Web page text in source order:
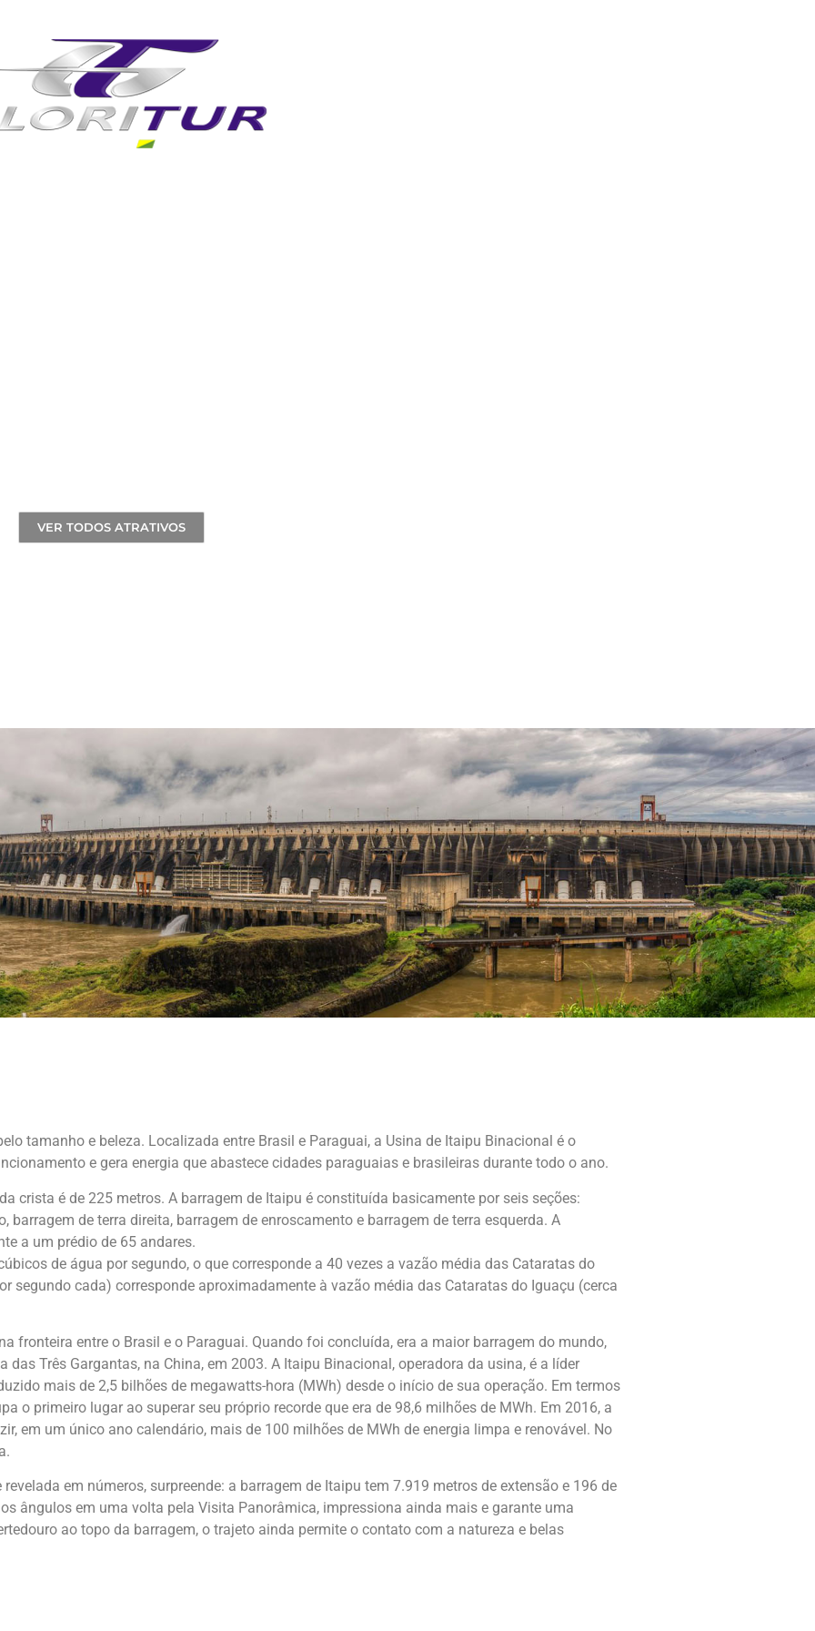
VER TODOS ATRATIVOS
tamanho e beleza. Localizada entre Brasil e Paraguai, a Usina de Itaipu Binacional é o
e gera energia que abastece cidades paraguaias e brasileiras durante todo o ano.
crista é de 225 metros. A barragem de Itaipu é constituída basicamente por seis seções:
de terra direita, barragem de enroscamento e barragem de terra esquerda. A
a um prédio de 65 andares.
de água por segundo, o que corresponde a 40 vezes a vazão média das Cataratas do
segundo cada) corresponde aproximadamente à vazão média das Cataratas do Iguaçu (cerca
fronteira entre o Brasil e o Paraguai. Quando foi concluída, era a maior barragem do mundo,
Três Gargantas, na China, em 2003. A Itaipu Binacional, operadora da usina, é a líder
mais de 2,5 bilhões de megawatts-hora (MWh) desde o início de sua operação. Em termos
o primeiro lugar ao superar seu próprio recorde que era de 98,6 milhões de MWh. Em 2016, a
em um único ano calendário, mais de 100 milhões de MWh de energia limpa e renovável. No
em números, surpreende: a barragem de Itaipu tem 7.919 metros de extensão e 196 de
ângulos em uma volta pela Visita Panorâmica, impressiona ainda mais e garante uma
ao topo da barragem, o trajeto ainda permite o contato com a natureza e belas